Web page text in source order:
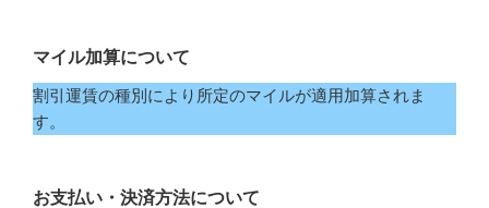
マイル加算について
割引運賃の種別により所定のマイルが適用加算されま
す。
お支払い・決済方法について